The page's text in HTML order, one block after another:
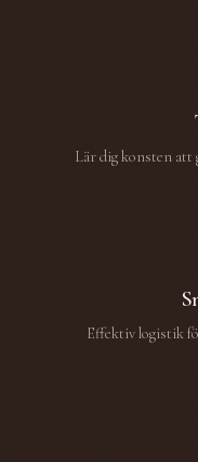
Lär dig konsten att
Effektiv logistik